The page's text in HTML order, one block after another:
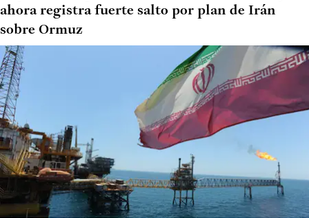
ahora registra fuerte salto por plan de Irán
sobre Ormuz